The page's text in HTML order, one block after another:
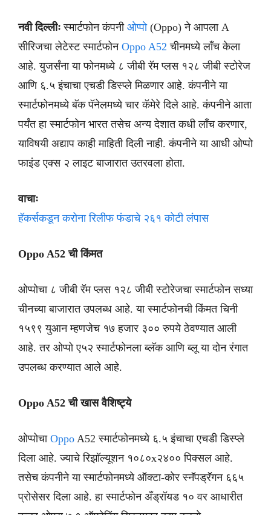
नवी दिल्लीः स्मार्टफोन कंपनी ओप्पो(Oppo) ने आपला A
सीरिजचा लेटेस्ट स्मार्टफोन Oppo A52 चीनमध्ये लाँच केला
आहे. युजर्संना या फोनमध्ये ८ जीबी रॅम प्लस १२८ जीबी स्टोरेज
आणि ६.५ इंचाचा एचडी डिस्प्ले मिळणार आहे. कंपनीने या
स्मार्टफोनमध्ये बॅक पॅनेलमध्ये चार कॅमेरे दिले आहे. कंपनीने आता
पर्यंत हा स्मार्टफोन भारत तसेच अन्य देशात कधी लाँच करणार,
याविषयी अद्याप काही माहिती दिली नाही. कंपनीने या आधी ओप्पो
फाइंड एक्स २ लाइट बाजारात उतरवला होता.
वाचाः
हॅकर्सकडून करोना रिलीफ फंडाचे २६१ कोटी लंपास
Oppo A52 ची किंमत
ओप्पोचा ८ जीबी रॅम प्लस १२८ जीबी स्टोरेजचा स्मार्टफोन सध्या
चीनच्या बाजारात उपलब्ध आहे. या स्मार्टफोनची किंमत चिनी
१५९९ युआन म्हणजेच १७ हजार ३०० रुपये ठेवण्यात आली
आहे. तर ओप्पो ए५२ स्मार्टफोनला ब्लॅक आणि ब्लू या दोन रंगात
उपलब्ध करण्यात आले आहे.
Oppo A52 ची खास वैशिष्ट्ये
ओप्पोचा Oppo A52 स्मार्टफोनमध्ये ६.५ इंचाचा एचडी डिस्प्ले
दिला आहे. ज्याचे रिझॉल्यूशन १०८०x२४०० पिक्सल आहे.
तसेच कंपनीने या स्मार्टफोनमध्ये ऑक्टा-कोर स्नॅपड्रॅगन ६६५
प्रोसेसर दिला आहे. हा स्मार्टफोन अँड्रॉयड १० वर आधारीत